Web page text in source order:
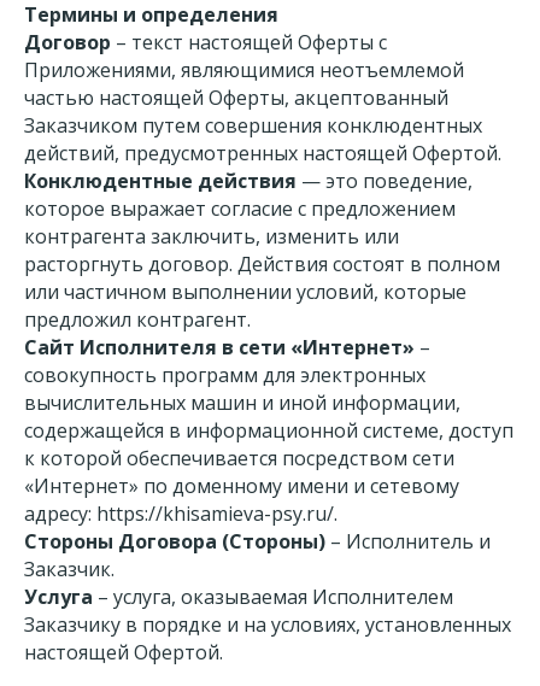
Термины и определения
Договор – текст настоящей Оферты с
Приложениями, являющимися неотъемлемой
частью настоящей Оферты, акцептованный
Заказчиком путем совершения конклюдентных
действий, предусмотренных настоящей Офертой.
Конклюдентные действия — это поведение,
которое выражает согласие с предложением
контрагента заключить, изменить или
расторгнуть договор. Действия состоят в полном
или частичном выполнении условий, которые
предложил контрагент.
Сайт Исполнителя в сети «Интернет» –
совокупность программ для электронных
вычислительных машин и иной информации,
содержащейся в информационной системе, доступ
к которой обеспечивается посредством сети
«Интернет» по доменному имени и сетевому
адресу: https://khisamieva-psy.ru/.
Стороны Договора (Стороны) – Исполнитель и
Заказчик.
Услуга – услуга, оказываемая Исполнителем
Заказчику в порядке и на условиях, установленных
настоящей Офертой.